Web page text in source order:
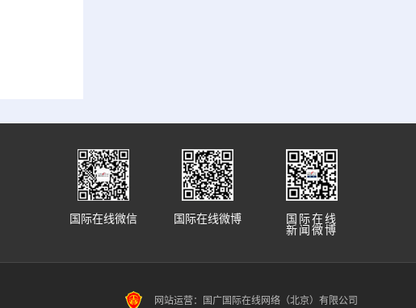
国际在线
新闻微博
国际在线微博
国际在线微信
网站运营：国广国际在线网络（北京）有限公司